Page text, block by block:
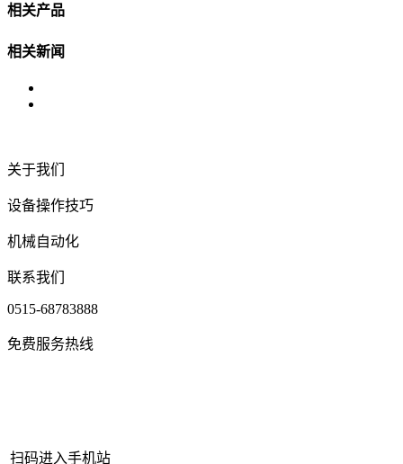
相关产品
相关新闻
关于我们
设备操作技巧
机械自动化
联系我们
0515-68783888
免费服务热线
扫码进入手机站